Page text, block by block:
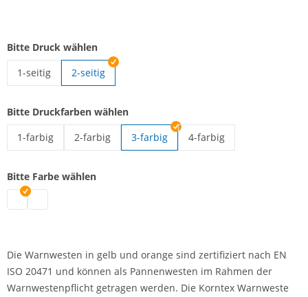
Bitte Druck wählen
1-seitig
2-seitig
Bitte Druckfarben wählen
1-farbig
2-farbig
3-farbig
4-farbig
Bitte Farbe wählen
Warnweste EN ISO 20471 | gelb
Warnweste EN ISO 20471 | orange
Die Warnwesten in gelb und orange sind zertifiziert nach EN
ISO 20471 und können als Pannenwesten im Rahmen der
Warnwestenpflicht getragen werden. Die Korntex Warnweste